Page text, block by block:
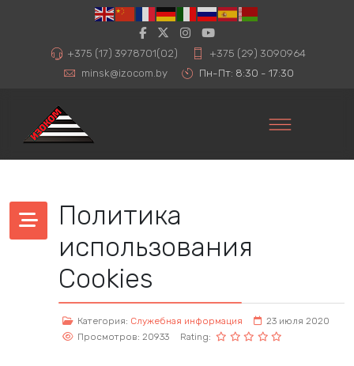
+375 (17) 3978701(02)
+375 (29) 3090964
minsk@izocom.by
Пн-Пт: 8:30 - 17:30
Политика
использования
Cookies
Категория: Служебная информация
23 июля 2020
Просмотров: 20933
Rating: